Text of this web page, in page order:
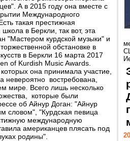
А в 2015 году она вместе с
Международного
такая престижная
в Беркли, так вот, эта
"Мастером курдской музыки" и
обстановке в
в Беркли 16 марта 2017
of Kurdish Music Awards.
она принимала участие,
невероятно востребована,
мире. Всего лишь несколько
которые были
об Айнур Доган: "Айнур
словом", "Курдская певица
международную
американцев плясать под
родины".